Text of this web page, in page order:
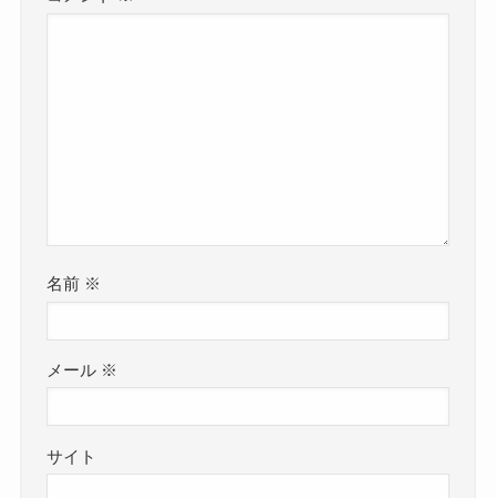
名前 ※
メール ※
サイト